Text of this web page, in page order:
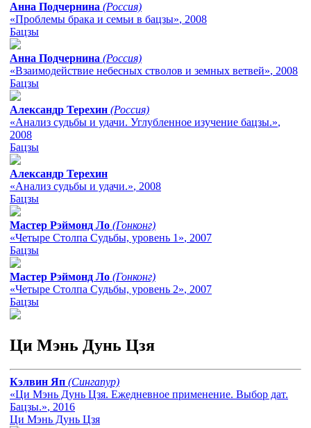
Анна Подчернина (Россия)
«Проблемы брака и семьи в бацзы», 2008
Бацзы
Анна Подчернина (Россия)
«Взаимодействие небесных стволов и земных ветвей», 2008
Бацзы
Александр Терехин (Россия)
«Анализ судьбы и удачи. Углубленное изучение бацзы.»,
2008
Бацзы
Александр Терехин
«Анализ судьбы и удачи.», 2008
Бацзы
Мастер Рэймонд Ло (Гонконг)
«Четыре Столпа Судьбы, уровень 1», 2007
Бацзы
Мастер Рэймонд Ло (Гонконг)
«Четыре Столпа Судьбы, уровень 2», 2007
Бацзы
Ци Мэнь Дунь Цзя
Кэлвин Яп (Сингапур)
«Ци Мэнь Дунь Цзя. Ежедневное применение. Выбор дат.
Бацзы.», 2016
Ци Мэнь Дунь Цзя